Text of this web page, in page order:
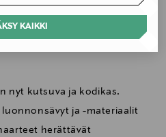
KAIKKI
aina tilauksesta ja ne ovat
Useiden
lisäksi sohva on
jaloilla. Perusmallissa jalat
sisustuksen
nyt kutsuva ja kodikas.
ja -materiaalit
herättävät